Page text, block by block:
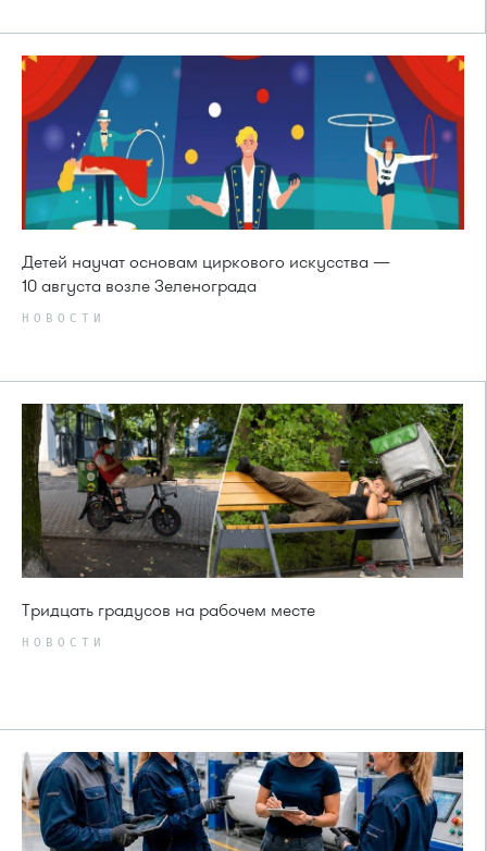
Детей научат основам циркового искусства —
10 августа возле Зеленограда
НОВОСТИ
Тридцать градусов на рабочем месте
НОВОСТИ